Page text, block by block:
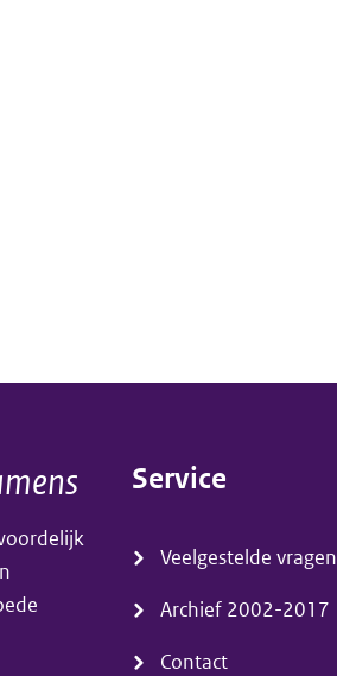
Service
Veelgestelde vragen
Archief 2002-2017
Contact